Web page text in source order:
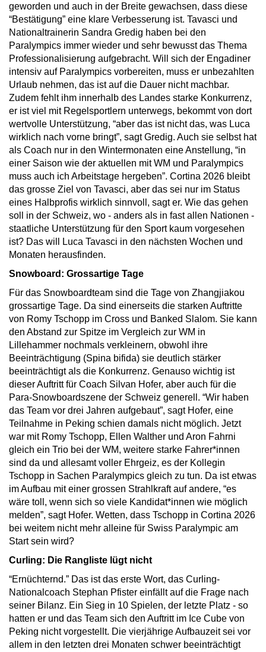
geworden und auch in der Breite gewachsen, dass diese
“Bestätigung” eine klare Verbesserung ist. Tavasci und
Nationaltrainerin Sandra Gredig haben bei den
Paralympics immer wieder und sehr bewusst das Thema
Professionalisierung aufgebracht. Will sich der Engadiner
intensiv auf Paralympics vorbereiten, muss er unbezahlten
Urlaub nehmen, das ist auf die Dauer nicht machbar.
Zudem fehlt ihm innerhalb des Landes starke Konkurrenz,
er ist viel mit Regelsportlern unterwegs, bekommt von dort
wertvolle Unterstützung, “aber das ist nicht das, was Luca
wirklich nach vorne bringt”, sagt Gredig. Auch sie selbst hat
als Coach nur in den Wintermonaten eine Anstellung, “in
einer Saison wie der aktuellen mit WM und Paralympics
muss auch ich Arbeitstage hergeben”. Cortina 2026 bleibt
das grosse Ziel von Tavasci, aber das sei nur im Status
eines Halbprofis wirklich sinnvoll, sagt er. Wie das gehen
soll in der Schweiz, wo - anders als in fast allen Nationen -
staatliche Unterstützung für den Sport kaum vorgesehen
ist? Das will Luca Tavasci in den nächsten Wochen und
Monaten herausfinden.
Snowboard: Grossartige Tage
Für das Snowboardteam sind die Tage von Zhangjiakou
grossartige Tage. Da sind einerseits die starken Auftritte
von Romy Tschopp im Cross und Banked Slalom. Sie kann
den Abstand zur Spitze im Vergleich zur WM in
Lillehammer nochmals verkleinern, obwohl ihre
Beeinträchtigung (Spina bifida) sie deutlich stärker
beeinträchtigt als die Konkurrenz. Genauso wichtig ist
dieser Auftritt für Coach Silvan Hofer, aber auch für die
Para-Snowboardszene der Schweiz generell. “Wir haben
das Team vor drei Jahren aufgebaut”, sagt Hofer, eine
Teilnahme in Peking schien damals nicht möglich. Jetzt
war mit Romy Tschopp, Ellen Walther und Aron Fahrni
gleich ein Trio bei der WM, weitere starke Fahrer*innen
sind da und allesamt voller Ehrgeiz, es der Kollegin
Tschopp in Sachen Paralympics gleich zu tun. Da ist etwas
im Aufbau mit einer grossen Strahlkraft auf andere, “es
wäre toll, wenn sich so viele Kandidat*innen wie möglich
melden”, sagt Hofer. Wetten, dass Tschopp in Cortina 2026
bei weitem nicht mehr alleine für Swiss Paralympic am
Start sein wird?
Curling: Die Rangliste lügt nicht
“Ernüchternd.” Das ist das erste Wort, das Curling-
Nationalcoach Stephan Pfister einfällt auf die Frage nach
seiner Bilanz. Ein Sieg in 10 Spielen, der letzte Platz - so
hatten er und das Team sich den Auftritt im Ice Cube von
Peking nicht vorgestellt. Die vierjährige Aufbauzeit sei vor
allem in den letzten drei Monaten schwer beeinträchtigt